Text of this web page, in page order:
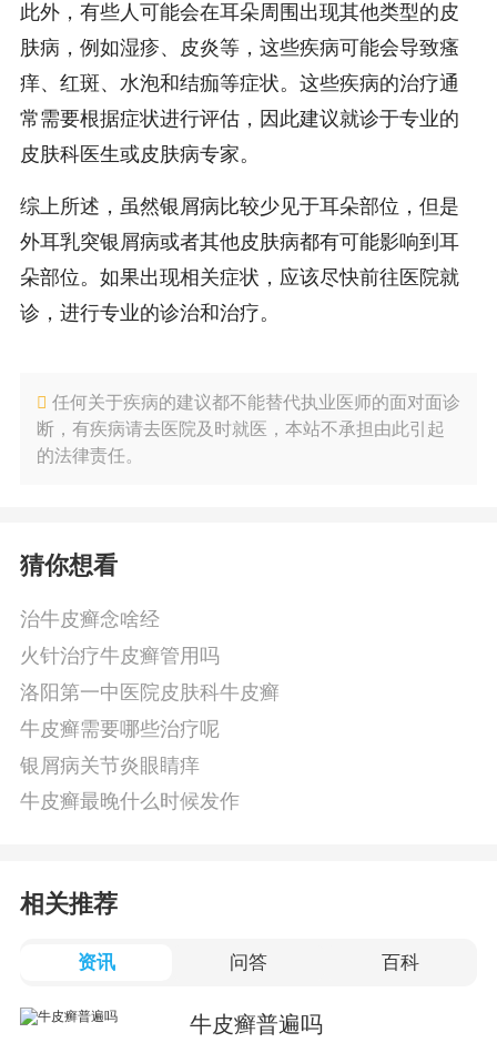
此外，有些人可能会在耳朵周围出现其他类型的皮
肤病，例如湿疹、皮炎等，这些疾病可能会导致瘙
痒、红斑、水泡和结痂等症状。这些疾病的治疗通
常需要根据症状进行评估，因此建议就诊于专业的
皮肤科医生或皮肤病专家。
综上所述，虽然银屑病比较少见于耳朵部位，但是
外耳乳突银屑病或者其他皮肤病都有可能影响到耳
朵部位。如果出现相关症状，应该尽快前往医院就
诊，进行专业的诊治和治疗。
任何关于疾病的建议都不能替代执业医师的面对面诊
断，有疾病请去医院及时就医，本站不承担由此引起
的法律责任。
猜你想看
治牛皮癣念啥经
火针治疗牛皮癣管用吗
洛阳第一中医院皮肤科牛皮癣
牛皮癣需要哪些治疗呢
银屑病关节炎眼睛痒
牛皮癣最晚什么时候发作
相关推荐
资讯 问答 百科
牛皮癣普遍吗